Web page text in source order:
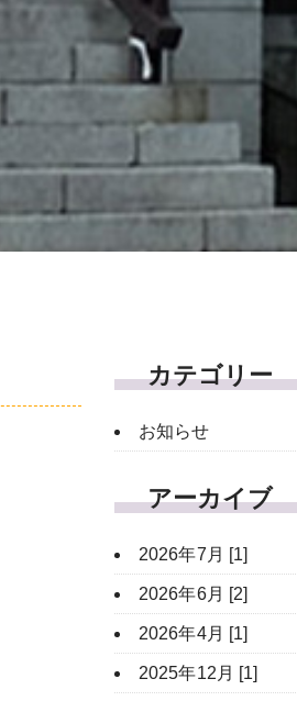
カテゴリー
お知らせ
アーカイブ
2026年7月 [1]
2026年6月 [2]
2026年4月 [1]
2025年12月 [1]